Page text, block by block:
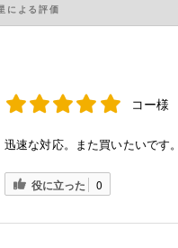
コー様
迅速な対応。また買いたいです。
役に立った 0